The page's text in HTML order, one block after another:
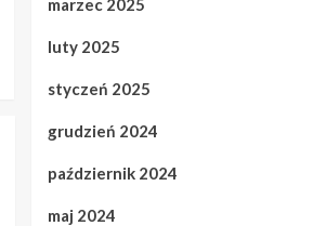
marzec 2025
luty 2025
styczeń 2025
grudzień 2024
październik 2024
maj 2024